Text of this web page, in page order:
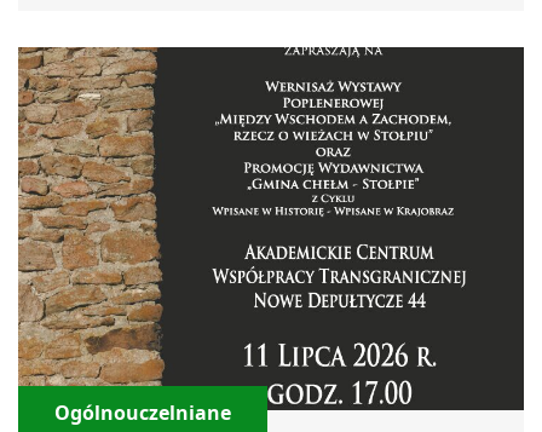
Ogólnouczelniane